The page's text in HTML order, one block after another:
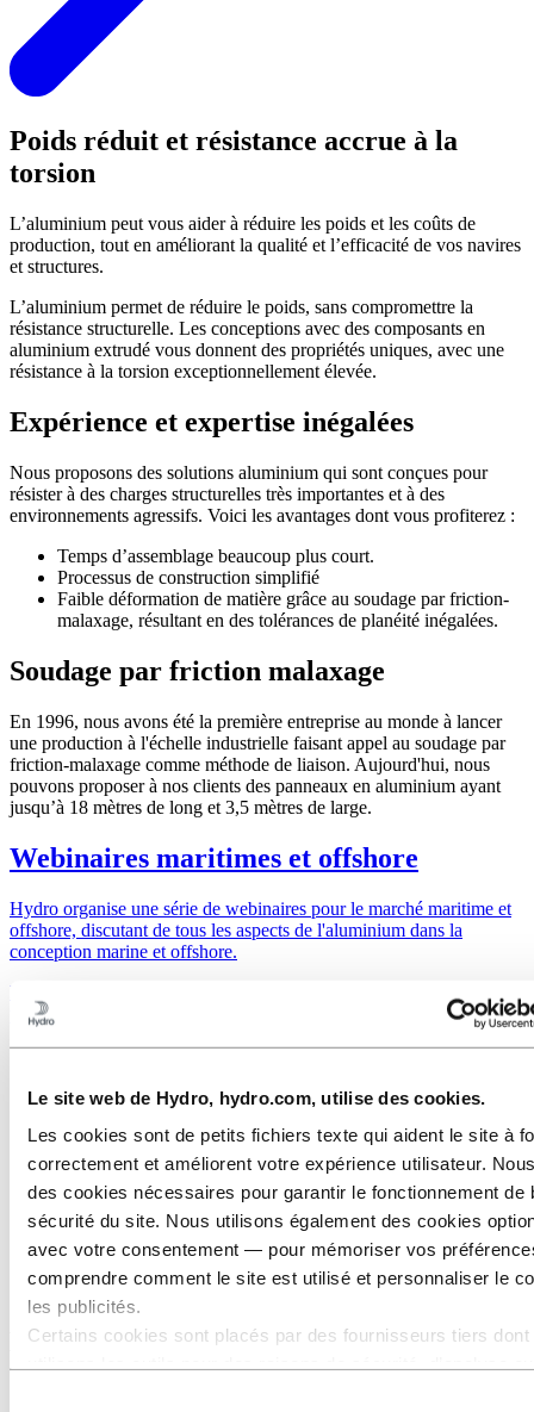
Le site web de Hydro, hydro.com, utilise des cookies.
Les cookies sont de petits fichiers texte qui aident le site à
correctement et améliorent votre expérience utilisateur.
des cookies nécessaires pour garantir le fonctionnement de
sécurité du site. Nous utilisons également des cookies
avec votre consentement — pour mémoriser vos
comprendre comment le site est utilisé et personnaliser le
les publicités.
Certains cookies sont placés par des fournisseurs tiers dont
Poids réduit et résistance accrue à la
torsion
L’aluminium peut vous aider à réduire les poids et les coûts de
production, tout en améliorant la qualité et l’efficacité de vos navires
et structures.
L’aluminium permet de réduire le poids, sans compromettre la
résistance structurelle. Les conceptions avec des composants en
aluminium extrudé vous donnent des propriétés uniques, avec une
résistance à la torsion exceptionnellement élevée.
Expérience et expertise inégalées
Nous proposons des solutions aluminium qui sont conçues pour
résister à des charges structurelles très importantes et à des
environnements agressifs. Voici les avantages dont vous profiterez :
Temps d’assemblage beaucoup plus court.
Processus de construction simplifié
Faible déformation de matière grâce au soudage par friction-
malaxage, résultant en des tolérances de planéité inégalées.
Soudage par friction malaxage
En 1996, nous avons été la première entreprise au monde à lancer
une production à l'échelle industrielle faisant appel au soudage par
friction-malaxage comme méthode de liaison. Aujourd'hui, nous
pouvons proposer à nos clients des panneaux en aluminium ayant
jusqu’à 18 mètres de long et 3,5 mètres de large.
Webinaires maritimes et offshore
Hydro organise une série de webinaires pour le marché maritime et
offshore, discutant de tous les aspects de l'aluminium dans la
conception marine et offshore.
Inscrivez-vous à notre newsletter pour accéder à nos webinaires
passés (anglais)
Brochures Marine & Offshore à
télécharger (anglais)